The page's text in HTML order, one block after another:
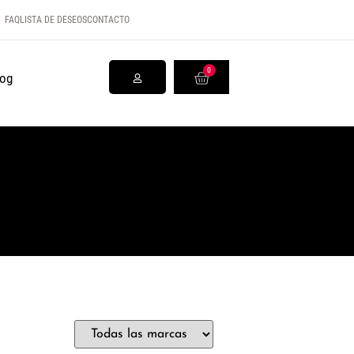
FAQLISTA DE DESEOSCONTACTO
0